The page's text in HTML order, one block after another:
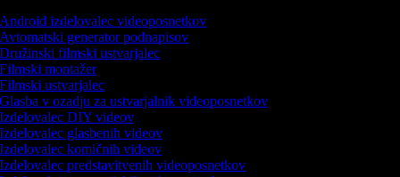
izdelovalec videoposnetkov
generator podnapisov
filmski ustvarjalec
montažer
ustvarjalec
v ozadju za ustvarjalnik videoposnetkov
DIY videov
glasbenih videov
komičnih videov
predstavitvenih videoposnetkov